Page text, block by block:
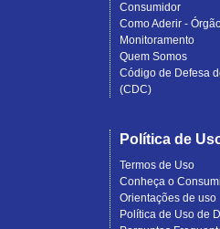
Consumidor
Como Aderir -
Monitoramento
Quem Somos
Código de Defesa
(CDC)
Política de
Termos de Uso
Conheça o
Orientações de uso
Política de Uso de